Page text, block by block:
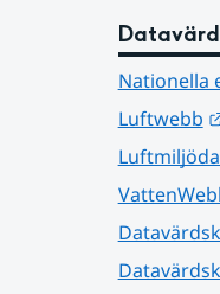
Nationella
Luftwebb